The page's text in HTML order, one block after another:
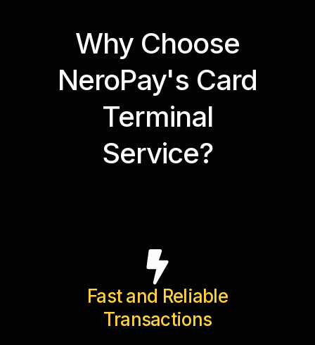
Why Choose
NeroPay's Card
Terminal
Service?
Fast and Reliable
Transactions